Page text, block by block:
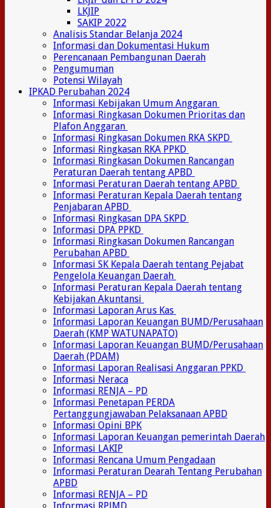
LKJIP
SAKIP 2022
Analisis Standar Belanja 2024
Informasi dan Dokumentasi Hukum
Perencanaan Pembangunan Daerah
Pengumuman
Potensi Wilayah
IPKAD Perubahan 2024
Informasi Kebijakan Umum Anggaran
Informasi Ringkasan Dokumen Prioritas dan
Plafon Anggaran
Informasi Ringkasan Dokumen RKA SKPD
Informasi Ringkasan RKA PPKD
Informasi Ringkasan Dokumen Rancangan
Peraturan Daerah tentang APBD
Informasi Peraturan Daerah tentang APBD
Informasi Peraturan Kepala Daerah tentang
Penjabaran APBD
Informasi Ringkasan DPA SKPD
Informasi DPA PPKD
Informasi Ringkasan Dokumen Rancangan
Perubahan APBD
Informasi SK Kepala Daerah tentang Pejabat
Pengelola Keuangan Daerah
Informasi Peraturan Kepala Daerah tentang
Kebijakan Akuntansi
Informasi Laporan Arus Kas
Informasi Laporan Keuangan BUMD/Perusahaan
Daerah (KMP WATUNAPATO)
Informasi Laporan Keuangan BUMD/Perusahaan
Daerah (PDAM)
Informasi Laporan Realisasi Anggaran PPKD
Informasi Neraca
Informasi RENJA – PD
Informasi Penetapan PERDA
Pertanggungjawaban Pelaksanaan APBD
Informasi Opini BPK
Informasi Laporan Keuangan pemerintah Daerah
Informasi LAKIP
Informasi Rencana Umum Pengadaan
Informasi Peraturan Dearah Tentang Perubahan
APBD
Informasi RENJA – PD